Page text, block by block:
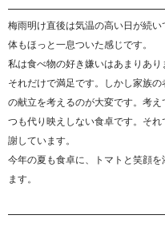
梅雨明け直後は気温の高い日が続
体もほっと一息ついた感じです。
私は食べ物の好き嫌いはあまりあ
それだけで満足です。しかし家族
の献立を考えるのが大変です。考
つも代り映えしない食卓です。そ
謝しています。
今年の夏も食卓に、トマトと笑顔
ます。